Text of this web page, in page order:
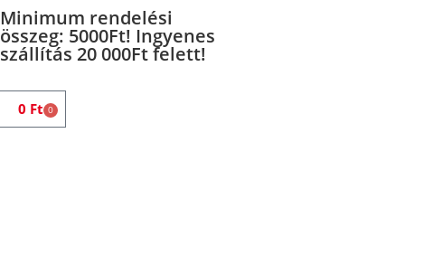
Minimum rendelési
összeg: 5000Ft! Ingyenes
szállítás 20 000Ft felett!
0 Ft 0